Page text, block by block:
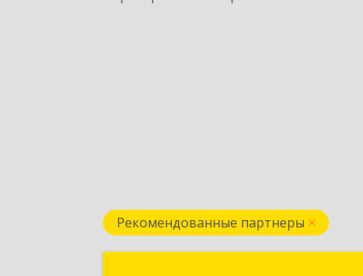
Рекомендованные партнеры